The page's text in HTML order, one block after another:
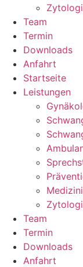
Team
Termin
Downloads
Anfahrt
Startseite
Leistungen
Team
Termin
Downloads
Anfahrt